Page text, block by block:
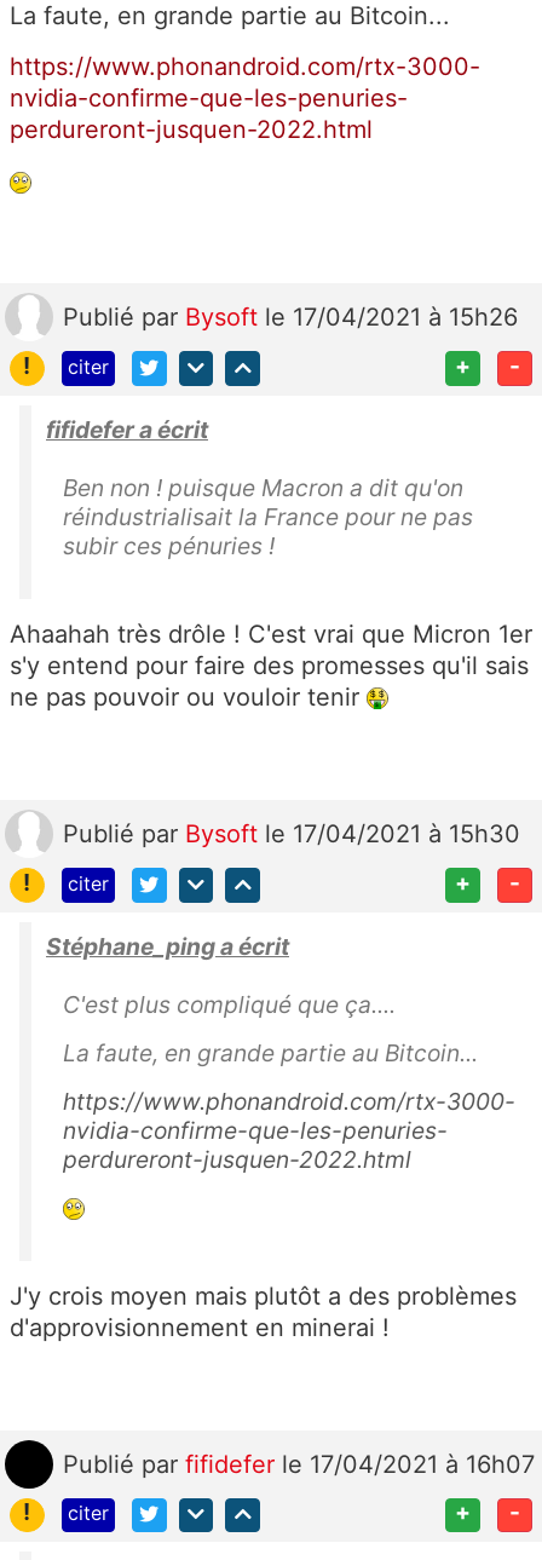
La faute, en grande partie au Bitcoin...
https://www.phonandroid.com/rtx-3000-
nvidia-confirme-que-les-penuries-
perdureront-jusquen-2022.html
Publié par Bysoft le 17/04/2021 à 15h26
!
citer + -
fifidefer a écrit
Ben non ! puisque Macron a dit qu'on
réindustrialisait la France pour ne pas
subir ces pénuries !
Ahaahah très drôle ! C'est vrai que Micron 1er
s'y entend pour faire des promesses qu'il sais
ne pas pouvoir ou vouloir tenir
Publié par Bysoft le 17/04/2021 à 15h30
!
citer + -
Stéphane_ping a écrit
C'est plus compliqué que ça....
La faute, en grande partie au Bitcoin...
https://www.phonandroid.com/rtx-3000-
nvidia-confirme-que-les-penuries-
perdureront-jusquen-2022.html
J'y crois moyen mais plutôt a des problèmes
d'approvisionnement en minerai !
Publié par fifidefer le 17/04/2021 à 16h07
!
citer + -